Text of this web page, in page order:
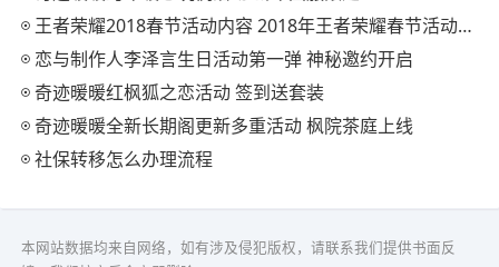
王者荣耀2018春节活动内容 2018年王者荣耀春节活动大全
恋与制作人李泽言生日活动第一弹 神秘邀约开启
奇迹暖暖红枫狐之恋活动 签到送套装
奇迹暖暖全新长期阁更新多重活动 枫院茶庭上线
社保转移怎么办理流程
本网站数据均来自网络，如有涉及侵犯版权，请联系我们提供书面反